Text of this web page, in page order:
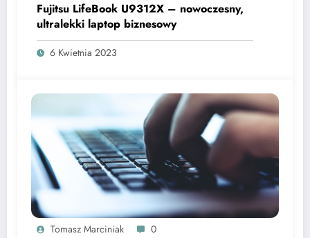
Fujitsu LifeBook U9312X – nowoczesny,
ultralekki laptop biznesowy
6 Kwietnia 2023
Tomasz Marciniak 0